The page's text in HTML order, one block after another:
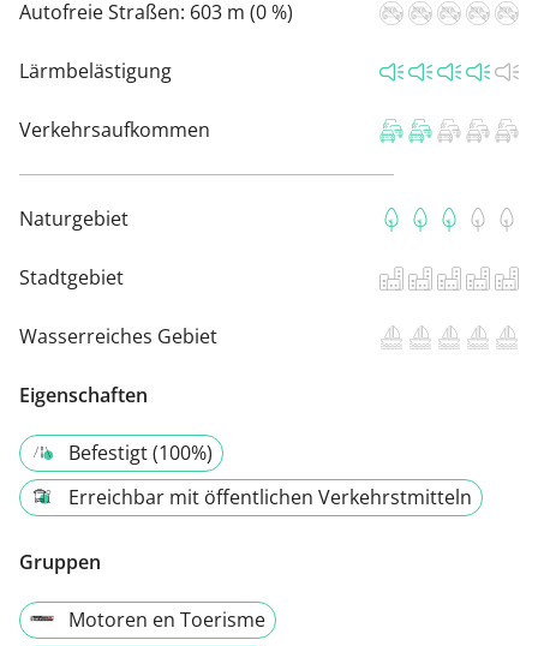
Autofreie Straßen: 603 m (0 %)
Lärmbelästigung
Verkehrsaufkommen
Naturgebiet
Stadtgebiet
Wasserreiches Gebiet
Eigenschaften
Befestigt (100%)
Erreichbar mit öffentlichen Verkehrstmitteln
Gruppen
Motoren en Toerisme